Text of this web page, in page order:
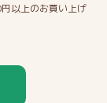
以上のお買い上げ